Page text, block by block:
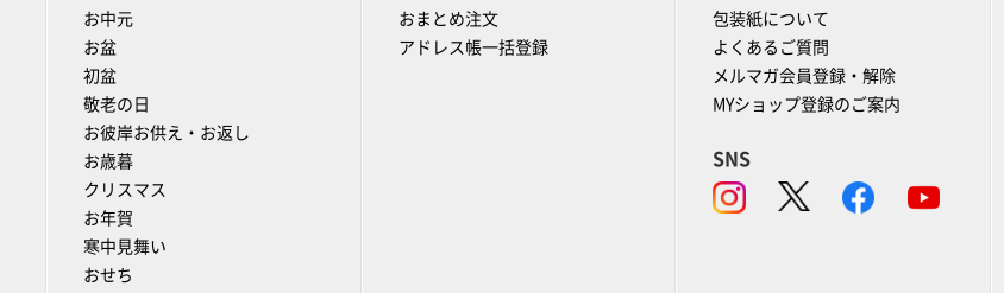
お中元
お盆
初盆
敬老の日
お彼岸お供え・お返し
お歳暮
クリスマス
お年賀
寒中見舞い
おせち
おまとめ注文
アドレス帳一括登録
包装紙について
よくあるご質問
メルマガ会員登録・解除
MYショップ登録のご案内
SNS